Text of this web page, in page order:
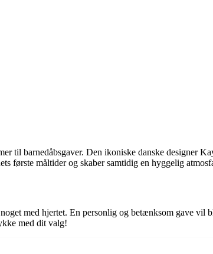
til barnedåbsgaver. Den ikoniske danske designer
første måltider og skaber samtidig en hyggelig
med hjertet. En personlig og betænksom gave vil
med dit valg!